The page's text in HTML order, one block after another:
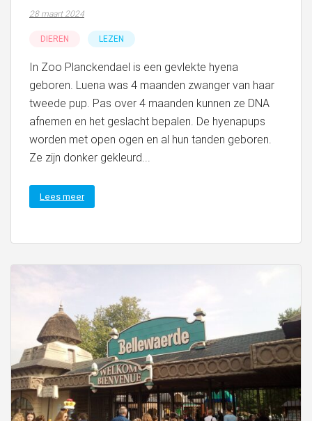
28 maart 2024
DIEREN LEZEN
In Zoo Planckendael is een gevlekte hyena
geboren. Luena was 4 maanden zwanger van haar
tweede pup. Pas over 4 maanden kunnen ze DNA
afnemen en het geslacht bepalen. De hyenapups
worden met open ogen en al hun tanden geboren.
Ze zijn donker gekleurd...
Lees meer